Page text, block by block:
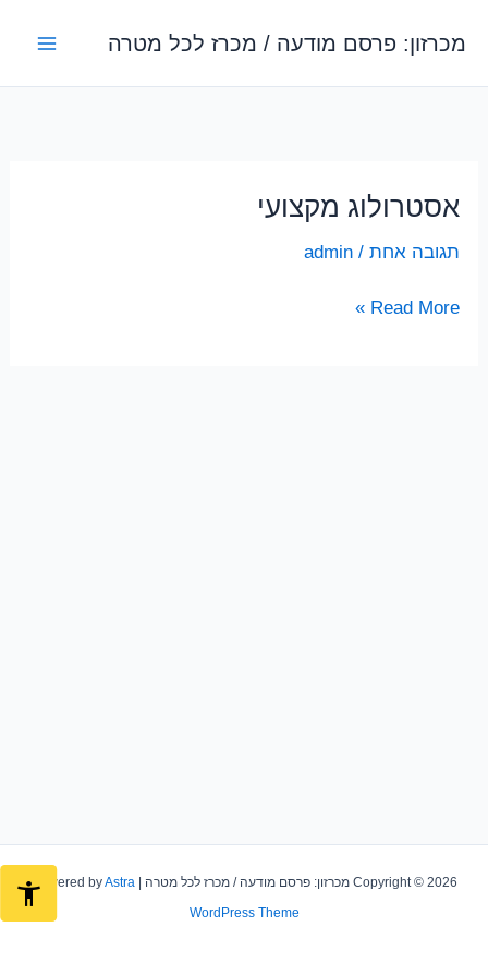
לתוכןמכרזון: פרסם מודעה / מכרז לכל מטרה
אסטרולוג מקצועי
תגובה אחת /
admin
אסטרולוג
Read More »
Copyright © 2026 מכרזון: פרסם מודעה / מכרז לכל מטרה | Powered by
Astra
WordPress Theme